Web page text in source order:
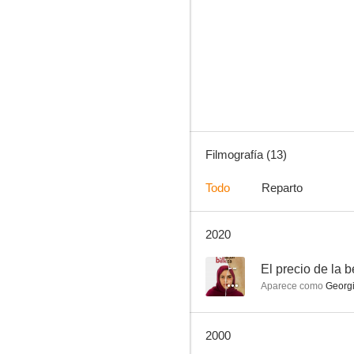
Filmografía (13)
Todo Reparto
2020
-- El precio de la
Aparece como
2000